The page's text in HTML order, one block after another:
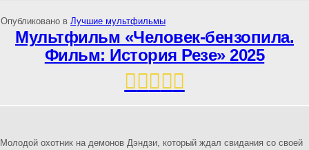
Опубликовано в Лучшие мультфильмы
Мультфильм «Человек-бензопила.
Фильм: История Резе» 2025
Молодой охотник на демонов Дэндзи, который ждал свидания со своей